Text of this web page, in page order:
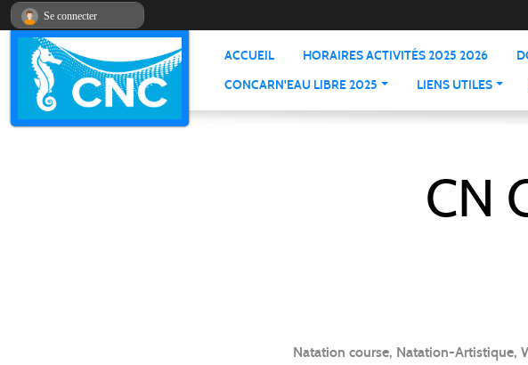
ACCUEIL HORAIRES ACTIVITÉS 2025 2026
CONCARN'EAU LIBRE 2025
LIENS UTILES
CN
Natation course, Natation-Artistique,
Se connecter
Panneau de gestion des cookies